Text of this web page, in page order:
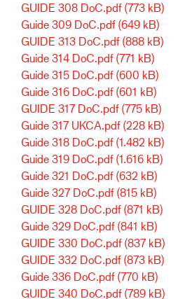
GUIDE 308 DoC.pdf (773 kB)
Guide 309 DoC.pdf (649 kB)
GUIDE 313 DoC.pdf (888 kB)
Guide 314 DoC.pdf (771 kB)
Guide 315 DoC.pdf (600 kB)
Guide 316 DoC.pdf (601 kB)
GUIDE 317 DoC.pdf (775 kB)
Guide 317 UKCA.pdf (228 kB)
Guide 318 DoC.pdf (1.482 kB)
Guide 319 DoC.pdf (1.616 kB)
Guide 321 DoC.pdf (632 kB)
Guide 327 DoC.pdf (815 kB)
GUIDE 328 DoC.pdf (871 kB)
Guide 329 DoC.pdf (841 kB)
GUIDE 330 DoC.pdf (837 kB)
GUIDE 332 DoC.pdf (873 kB)
Guide 336 DoC.pdf (770 kB)
GUIDE 340 DoC.pdf (789 kB)